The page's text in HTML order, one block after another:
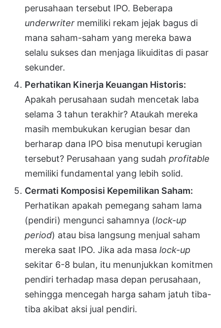
perusahaan tersebut IPO. Beberapa
underwriter memiliki rekam jejak bagus di
mana saham-saham yang mereka bawa
selalu sukses dan menjaga likuiditas di pasar
sekunder.
Perhatikan Kinerja Keuangan Historis:
Apakah perusahaan sudah mencetak laba
selama 3 tahun terakhir? Ataukah mereka
masih membukukan kerugian besar dan
berharap dana IPO bisa menutupi kerugian
tersebut? Perusahaan yang sudah profitable
memiliki fundamental yang lebih solid.
Cermati Komposisi Kepemilikan Saham:
Perhatikan apakah pemegang saham lama
(pendiri) mengunci sahamnya (lock-up
period) atau bisa langsung menjual saham
mereka saat IPO. Jika ada masa lock-up
sekitar 6-8 bulan, itu menunjukkan komitmen
pendiri terhadap masa depan perusahaan,
sehingga mencegah harga saham jatuh tiba-
tiba akibat aksi jual pendiri.